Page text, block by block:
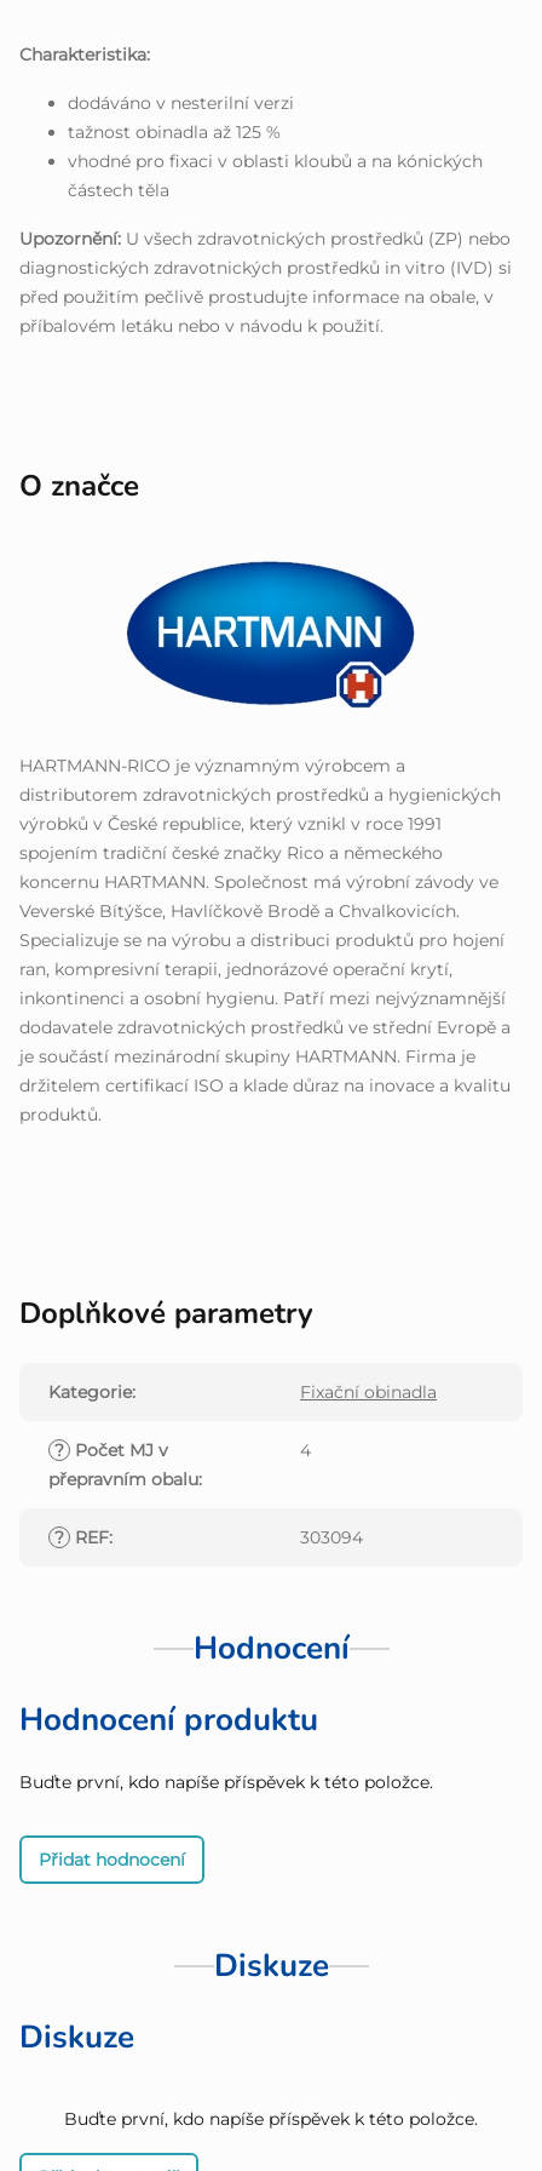
Charakteristika:
dodáváno v nesterilní verzi
tažnost obinadla až 125 %
vhodné pro fixaci v oblasti kloubů a na kónických
částech těla
Upozornění: U všech zdravotnických prostředků (ZP) nebo
diagnostických zdravotnických prostředků in vitro (IVD) si
před použitím pečlivě prostudujte informace na obale, v
příbalovém letáku nebo v návodu k použití.
O značce
HARTMANN-RICO je významným výrobcem a
distributorem zdravotnických prostředků a hygienických
výrobků v České republice, který vznikl v roce 1991
spojením tradiční české značky Rico a německého
koncernu HARTMANN. Společnost má výrobní závody ve
Veverské Bítýšce, Havlíčkově Brodě a Chvalkovicích.
Specializuje se na výrobu a distribuci produktů pro hojení
ran, kompresivní terapii, jednorázové operační krytí,
inkontinenci a osobní hygienu. Patří mezi nejvýznamnější
dodavatele zdravotnických prostředků ve střední Evropě a
je součástí mezinárodní skupiny HARTMANN. Firma je
držitelem certifikací ISO a klade důraz na inovace a kvalitu
produktů.
Doplňkové parametry
Kategorie: Fixační obinadla
? Počet MJ v
přepravním obalu:
4
? REF: 303094
Hodnocení
Hodnocení produktu
Buďte první, kdo napíše příspěvek k této položce.
Přidat hodnocení
Diskuze
Diskuze
Buďte první, kdo napíše příspěvek k této položce.